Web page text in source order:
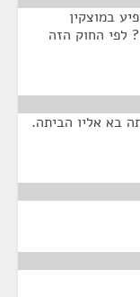
במוצקין
לפי החוק הזה
בא אליו הביתה.